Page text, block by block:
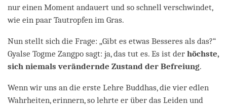
nur einen Moment andauert und so schnell verschwindet,
wie ein paar Tautropfen im Gras.
Nun stellt sich die Frage: „Gibt es etwas Besseres als das?“
Gyalse Togme Zangpo sagt: ja, das tut es. Es ist der höchste,
sich niemals verändernde Zustand der Befreiung.
Wenn wir uns an die erste Lehre Buddhas, die vier edlen
Wahrheiten, erinnern, so lehrte er über das Leiden und